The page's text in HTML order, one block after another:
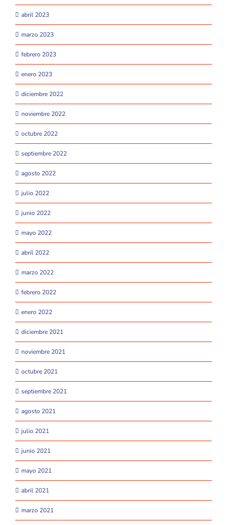
abril 2023
marzo 2023
febrero 2023
enero 2023
diciembre 2022
noviembre 2022
octubre 2022
septiembre 2022
agosto 2022
julio 2022
junio 2022
mayo 2022
abril 2022
marzo 2022
febrero 2022
enero 2022
diciembre 2021
noviembre 2021
octubre 2021
septiembre 2021
agosto 2021
julio 2021
junio 2021
mayo 2021
abril 2021
marzo 2021